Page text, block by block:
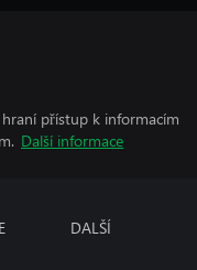
přístup k informacím
Další informace
DALŠÍ